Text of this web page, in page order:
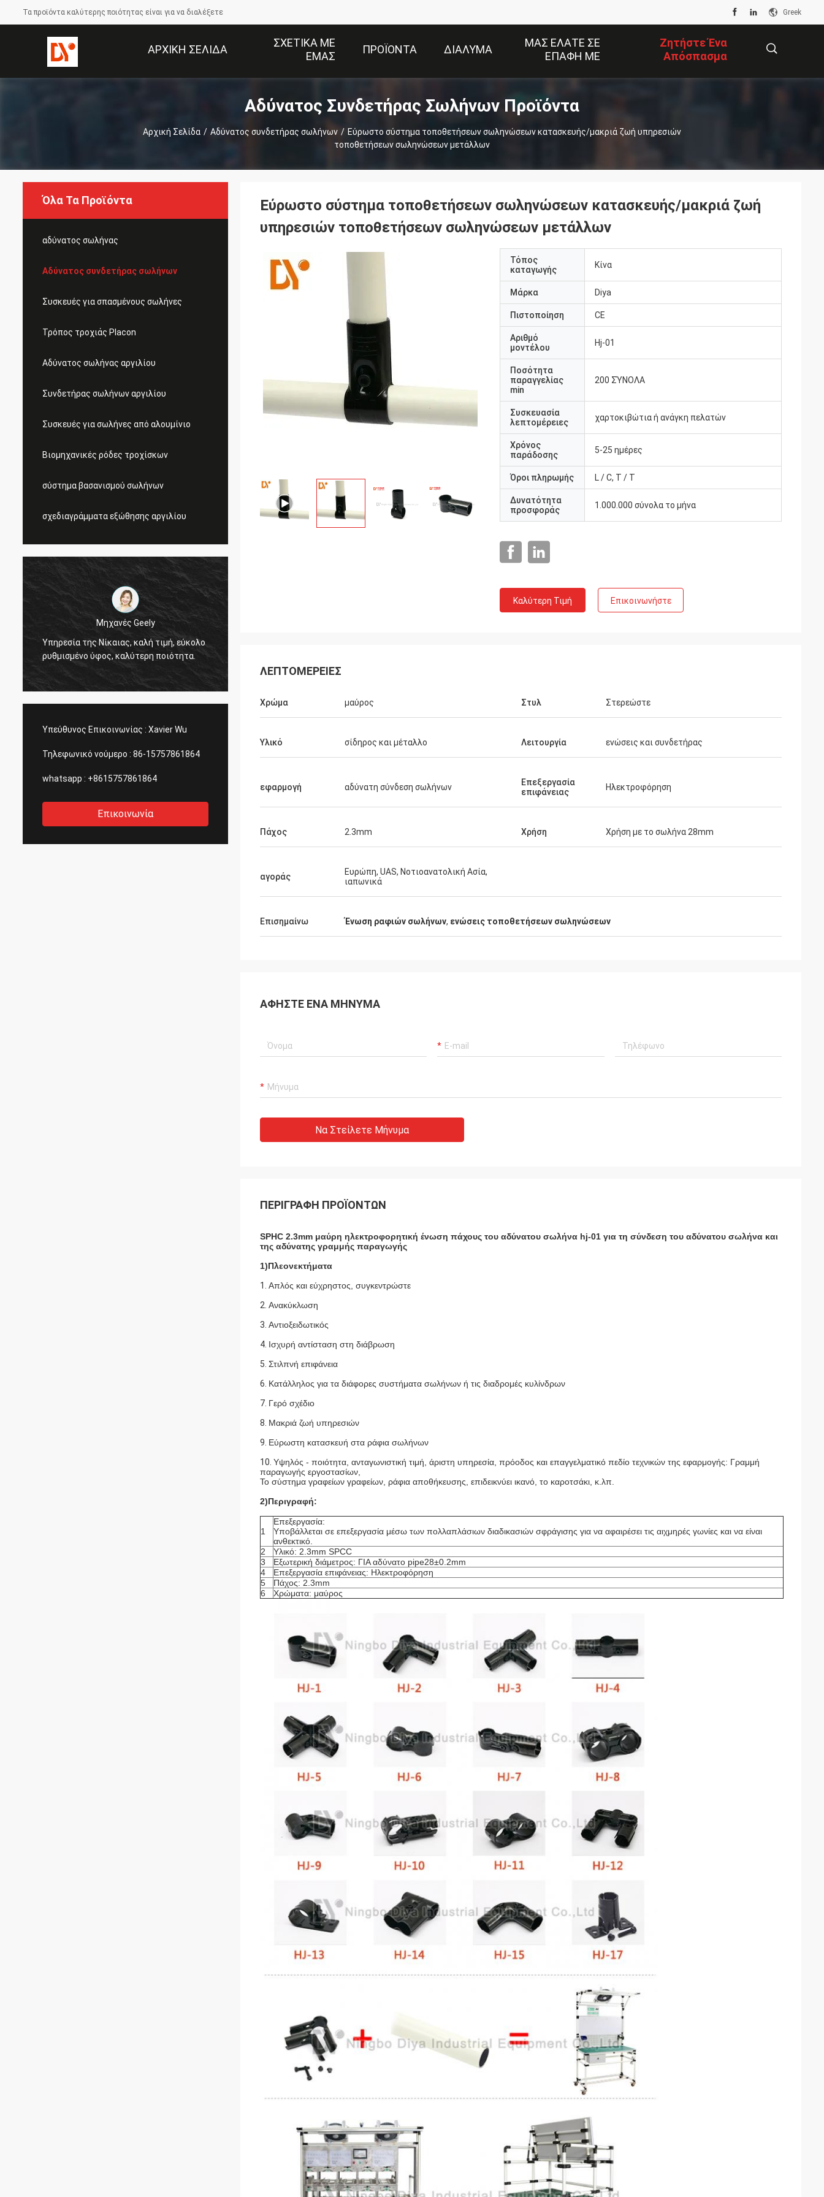
Τα προϊόντα καλύτερης ποιότητας είναι για να διαλέξετε Greek
ΑΡΧΙΚΉ ΣΕΛΊΔΑ
ΣΧΕΤΙΚΆ ΜΕ
ΕΜΆΣ
ΠΡΟΪΌΝΤΑ ΔΙΆΛΥΜΑ
ΜΑΣ ΕΛΆΤΕ ΣΕ
ΕΠΑΦΉ ΜΕ
Ζητήστε Ένα
Απόσπασμα
Αδύνατος Συνδετήρας Σωλήνων Προϊόντα
Αρχική Σελίδα / Αδύνατος συνδετήρας σωλήνων / Εύρωστο σύστημα τοποθετήσεων σωληνώσεων κατασκευής/μακριά ζωή υπηρεσιών
τοποθετήσεων σωληνώσεων μετάλλων
Όλα Τα Προϊόντα
αδύνατος σωλήνας
Αδύνατος συνδετήρας σωλήνων
Συσκευές για σπασμένους σωλήνες
Τρόπος τροχιάς Placon
Αδύνατος σωλήνας αργιλίου
Συνδετήρας σωλήνων αργιλίου
Συσκευές για σωλήνες από αλουμίνιο
Βιομηχανικές ρόδες τροχίσκων
σύστημα βασανισμού σωλήνων
σχεδιαγράμματα εξώθησης αργιλίου
Μηχανές Geely
Υπηρεσία της Νίκαιας, καλή τιμή, εύκολο
ρυθμισμένο ύφος, καλύτερη ποιότητα.
Τηλεπικοινωνίες Huawei
Υπεύθυνος Επικοινωνίας : Xavier Wu
Τηλεφωνικό νούμερο : 86-15757861864
whatsapp : +8615757861864
Επικοινωνία
Εύρωστο σύστημα τοποθετήσεων σωληνώσεων κατασκευής/μακριά ζωή
υπηρεσιών τοποθετήσεων σωληνώσεων μετάλλων
Τόπος
καταγωγής
Κίνα
Μάρκα Diya
Πιστοποίηση CE
Αριθμό
μοντέλου
Hj-01
Ποσότητα
παραγγελίας
min
200 ΣΎΝΟΛΑ
Συσκευασία
λεπτομέρειες
χαρτοκιβώτια ή ανάγκη πελατών
Χρόνος
παράδοσης
5-25 ημέρες
Όροι πληρωμής L / C, T / T
Δυνατότητα
προσφοράς
1.000.000 σύνολα το μήνα
Καλύτερη Τιμή Επικοινωνήστε
ΛΕΠΤΟΜΈΡΕΙΕΣ
Χρώμα μαύρος Στυλ Στερεώστε
Υλικό σίδηρος και μέταλλο Λειτουργία ενώσεις και συνδετήρας
εφαρμογή αδύνατη σύνδεση σωλήνων
Επεξεργασία
επιφάνειας
Ηλεκτροφόρηση
Πάχος 2.3mm Χρήση Χρήση με το σωλήνα 28mm
αγοράς
Ευρώπη, UAS, Νοτιοανατολική Ασία,
ιαπωνικά
Επισημαίνω Ένωση ραφιών σωλήνων, ενώσεις τοποθετήσεων σωληνώσεων
ΑΦΉΣΤΕ ΈΝΑ ΜΉΝΥΜΑ
Να Στείλετε Μήνυμα
ΠΕΡΙΓΡΑΦΉ ΠΡΟΪΌΝΤΩΝ
SPHC 2.3mm μαύρη ηλεκτροφορητική ένωση πάχους του αδύνατου σωλήνα hj-01 για τη σύνδεση του αδύνατου σωλήνα και
της αδύνατης γραμμής παραγωγής
1)Πλεονεκτήματα
1. Απλός και εύχρηστος, συγκεντρώστε
2. Ανακύκλωση
3. Αντιοξειδωτικός
4. Ισχυρή αντίσταση στη διάβρωση
5. Στιλπνή επιφάνεια
6. Κατάλληλος για τα διάφορες συστήματα σωλήνων ή τις διαδρομές κυλίνδρων
7. Γερό σχέδιο
8. Μακριά ζωή υπηρεσιών
9. Εύρωστη κατασκευή στα ράφια σωλήνων
10. Υψηλός - ποιότητα, ανταγωνιστική τιμή, άριστη υπηρεσία, πρόοδος και επαγγελματικό πεδίο τεχνικών της εφαρμογής: Γραμμή
παραγωγής εργοστασίων,
Το σύστημα γραφείων γραφείων, ράφια αποθήκευσης, επιδεικνύει ικανό, το καροτσάκι, κ.λπ.
2)Περιγραφή:
1
Επεξεργασία:
Υποβάλλεται σε επεξεργασία μέσω των πολλαπλάσιων διαδικασιών σφράγισης για να αφαιρέσει τις αιχμηρές γωνίες και να είναι
ανθεκτικό.
2
Υλικό: 2.3mm SPCC
3
Εξωτερική διάμετρος: ΓΙΑ αδύνατο pipe28±0.2mm
4
Επεξεργασία επιφάνειας: Ηλεκτροφόρηση
5
Πάχος: 2.3mm
6
Χρώματα: μαύρος